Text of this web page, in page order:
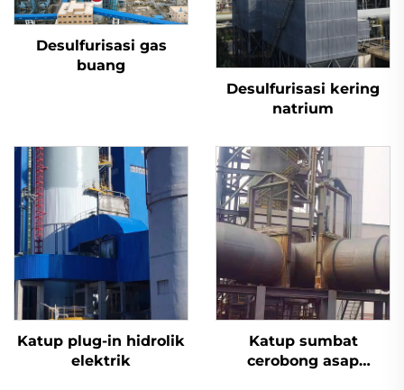
Desulfurisasi gas
buang
Desulfurisasi kering
natrium
Katup plug-in hidrolik
elektrik
Katup sumbat
cerobong asap